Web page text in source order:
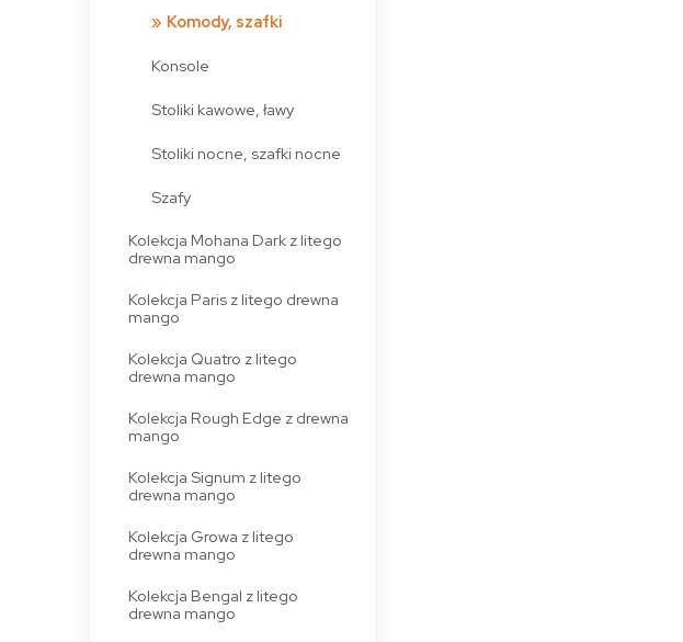
Komody, szafki
Konsole
Stoliki kawowe, ławy
Stoliki nocne, szafki nocne
Szafy
Kolekcja Mohana Dark z litego
drewna mango
Kolekcja Paris z litego drewna
mango
Kolekcja Quatro z litego
drewna mango
Kolekcja Rough Edge z drewna
mango
Kolekcja Signum z litego
drewna mango
Kolekcja Growa z litego
drewna mango
Kolekcja Bengal z litego
drewna mango